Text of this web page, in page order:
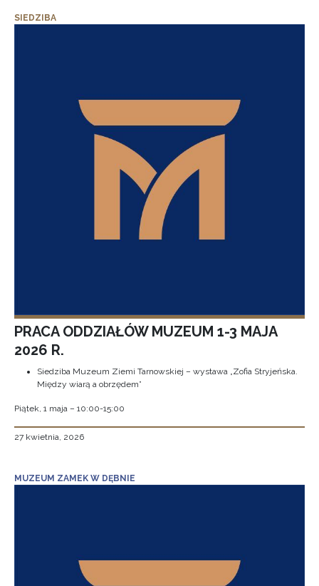
SIEDZIBA
PRACA ODDZIAŁÓW MUZEUM 1-3 MAJA
2026 R.
Siedziba Muzeum Ziemi Tarnowskiej – wystawa „Zofia Stryjeńska.
Między wiarą a obrzędem”
Piątek, 1 maja – 10:00-15:00
27 kwietnia, 2026
MUZEUM ZAMEK W DĘBNIE